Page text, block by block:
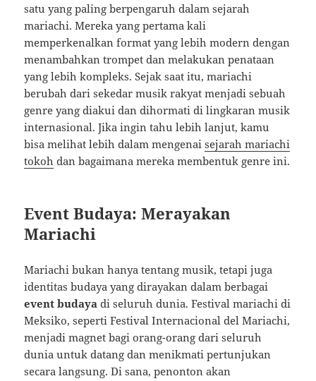
satu yang paling berpengaruh dalam sejarah
mariachi. Mereka yang pertama kali
memperkenalkan format yang lebih modern dengan
menambahkan trompet dan melakukan penataan
yang lebih kompleks. Sejak saat itu, mariachi
berubah dari sekedar musik rakyat menjadi sebuah
genre yang diakui dan dihormati di lingkaran musik
internasional. Jika ingin tahu lebih lanjut, kamu
bisa melihat lebih dalam mengenaisejarah mariachi
tokoh dan bagaimana mereka membentuk genre ini.
Event Budaya: Merayakan
Mariachi
Mariachi bukan hanya tentang musik, tetapi juga
identitas budaya yang dirayakan dalam berbagai
event budaya di seluruh dunia. Festival mariachi di
Meksiko, seperti Festival Internacional del Mariachi,
menjadi magnet bagi orang-orang dari seluruh
dunia untuk datang dan menikmati pertunjukan
secara langsung. Di sana, penonton akan